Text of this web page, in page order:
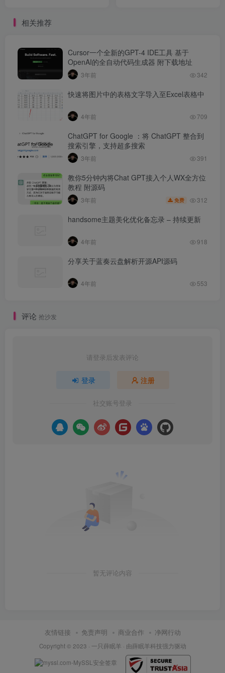
相关推荐
Cursor一个全新的GPT-4 IDE工具 基于
OpenAI的全自动代码生成器 附下载地址
3年前 342
快速将图片中的表格文字导入至Excel表格中
4年前 709
ChatGPT for Google ：将 ChatGPT 整合到
搜索引擎，支持超多搜索
3年前 391
教你5分钟内将Chat GPT接入个人WX全方位
教程 附源码
3年前 免费 312
handsome主题美化优化备忘录 – 持续更新
4年前 918
分享关于蓝奏云盘解析开源API源码
4年前 553
评论 抢沙发
请登录后发表评论
登录 注册
社交账号登录
暂无评论内容
友情链接 免责声明 商业合作 净网行动
Copyright © 2023 · 一只薛眠羊 · 由薛眠羊科技强力驱动